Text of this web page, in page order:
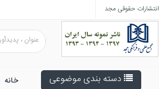
انتشارات حقوقی مجد
دسته بندی موضوعی خانه